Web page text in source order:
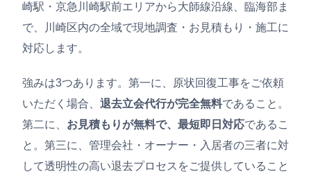
崎駅・京急川崎駅前エリアから大師線沿線、臨海部ま
で、川崎区内の全域で現地調査・お見積もり・施工に
対応します。
強みは3つあります。第一に、原状回復工事をご依頼
いただく場合、 退去立会代行が完全無料であること。
第二に、 お見積もりが無料で、最短即日対応であるこ
と。第三に、管理会社・オーナー・入居者の三者に対
して透明性の高い退去プロセスをご提供していること